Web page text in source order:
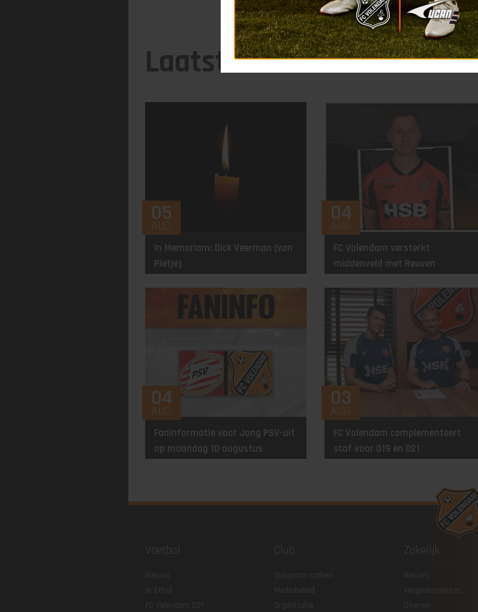
Laatste nieuws
05
AUG
In Memoriam: Dick Veerman (van
Pietje)
04
AUG
FC Volendam versterkt
middenveld met Reuven
04
AUG
Faninformatie voor Jong PSV-uit
op maandag 10 augustus
03
AUG
FC Volendam complementeert
staf voor O19 en O21
Voetbal
Nieuws
1e Elftal
FC Volendam O21
Club
Supporterszaken
Mediabeleid
Organisatie
Zakelijk
Nieuws
Vergaderruimtes
Dineren